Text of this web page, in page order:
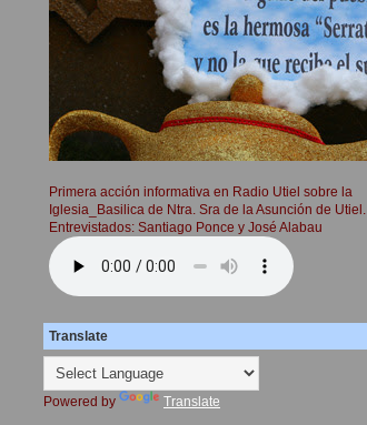
Primera acción informativa en Radio Utiel sobre la
Iglesia_Basilica de Ntra. Sra de la Asunción de Utiel.
Entrevistados: Santiago Ponce y José Alabau
Translate
Powered by Translate